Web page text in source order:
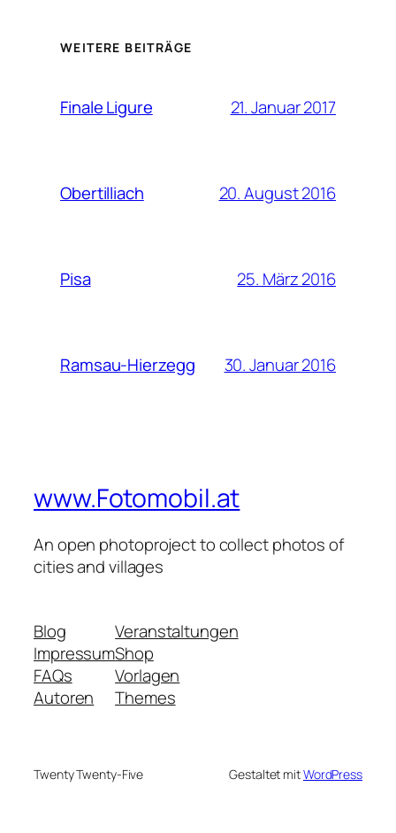
WEITERE BEITRÄGE
Finale Ligure 21. Januar 2017
Obertilliach 20. August 2016
Pisa 25. März 2016
Ramsau-Hierzegg 30. Januar 2016
www.Fotomobil.at
An open photoproject to collect photos of
cities and villages
Blog
Impressum
FAQs
Autoren
Veranstaltungen
Shop
Vorlagen
Themes
Twenty Twenty-Five Gestaltet mitWordPress